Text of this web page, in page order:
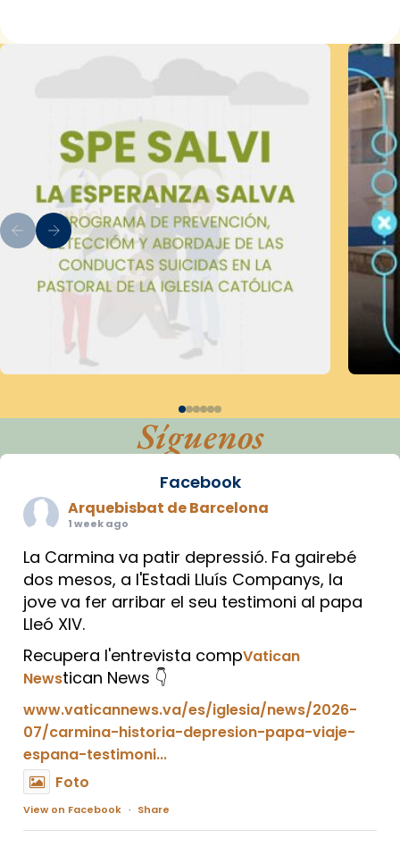
Síguenos
Facebook
Arquebisbat de Barcelona
1 week ago
La Carmina va patir depressió. Fa gairebé
dos mesos, a l'Estadi Lluís Companys, la
jove va fer arribar el seu testimoni al papa
Lleó XIV.
Recupera l'entrevista compVatican
Newstican News 👇
www.vaticannews.va/es/iglesia/news/2026-
07/carmina-historia-depresion-papa-viaje-
espana-testimoni...
Foto
View on Facebook · Share